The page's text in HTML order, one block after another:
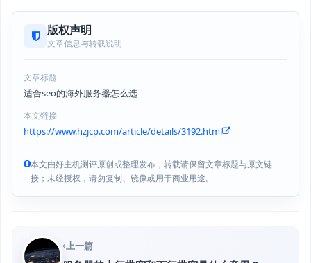
版权声明
文章信息与转载说明
文章标题
适合seo的海外服务器怎么选
本文链接
https://www.hzjcp.com/article/details/3192.html
本文由好主机测评原创或整理发布，转载请保留文章标题与原文链
接；未经授权，请勿复制、镜像或用于商业用途。
上一篇